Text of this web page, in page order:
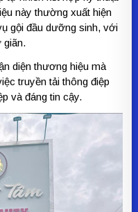
này thường xuất hiện
gội đầu dưỡng sinh, với
giãn.
diện thương hiệu mà
truyền tải thông điệp
và đáng tin cậy.